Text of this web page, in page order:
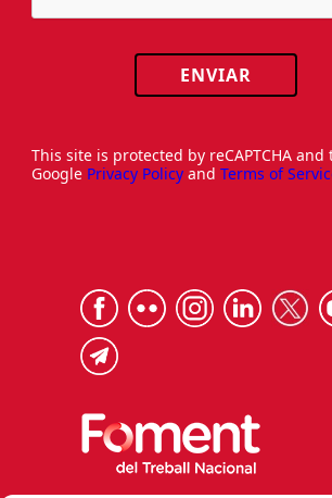
ENVIAR
This site is protected by reCAPTCHA and
Google Privacy Policy and Terms of